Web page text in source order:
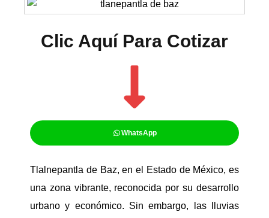
Clic Aquí Para Cotizar​
WhatsApp
Tlalnepantla de Baz, en el Estado de México, es
una zona vibrante, reconocida por su desarrollo
urbano y económico. Sin embargo, las lluvias